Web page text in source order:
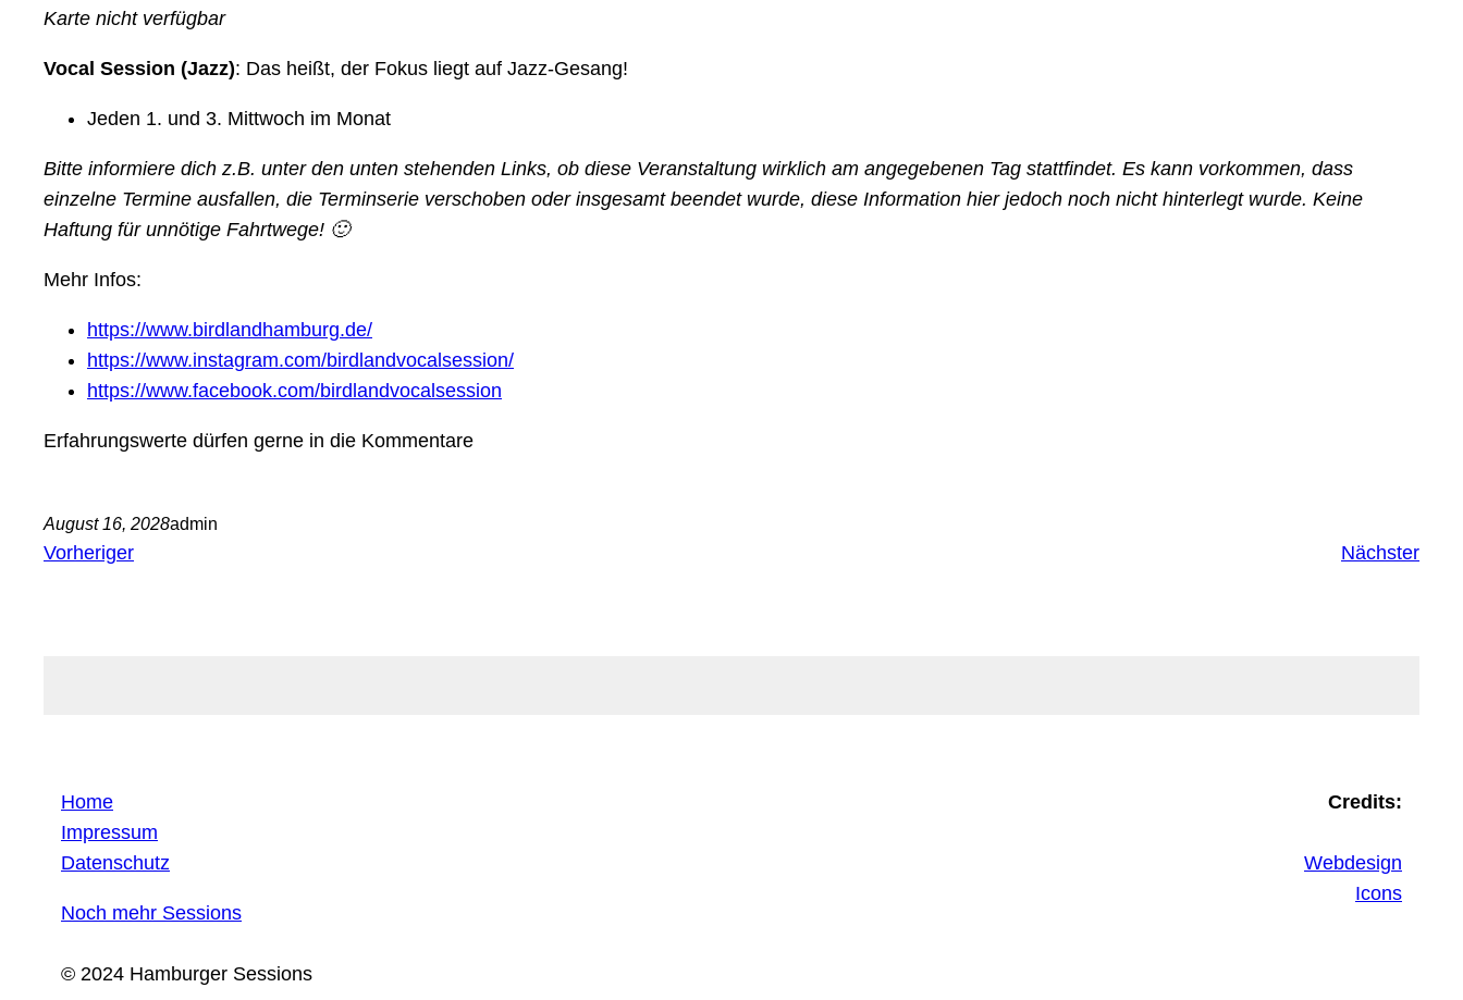
Karte nicht verfügbar
Vocal Session (Jazz): Das heißt, der Fokus liegt auf Jazz-Gesang!
Jeden 1. und 3. Mittwoch im Monat
Bitte informiere dich z.B. unter den unten stehenden Links, ob diese Veranstaltung wirklich am angegebenen Tag stattfindet. Es kann vorkommen, dass
einzelne Termine ausfallen, die Terminserie verschoben oder insgesamt beendet wurde, diese Information hier jedoch noch nicht hinterlegt wurde. Keine
Haftung für unnötige Fahrtwege! 🙂
Mehr Infos:
https://www.birdlandhamburg.de/
https://www.instagram.com/birdlandvocalsession/
https://www.facebook.com/birdlandvocalsession
Erfahrungswerte dürfen gerne in die Kommentare
August 16, 2028admin
Vorheriger Nächster
Home
Impressum
Datenschutz
Noch mehr Sessions
© 2024 Hamburger Sessions
Credits:
Webdesign
Icons